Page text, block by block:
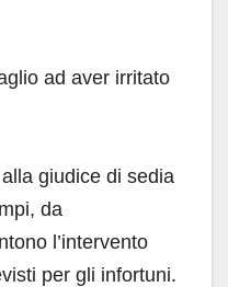
ad aver irritato
giudice di sedia
da
l’intervento
per gli infortuni.